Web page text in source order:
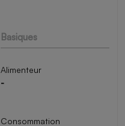
Basiques
Alimenteur
-
Consommation